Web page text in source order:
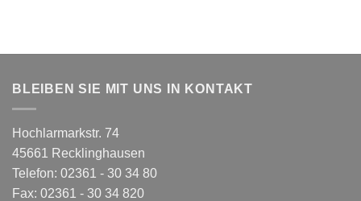
BLEIBEN SIE MIT UNS IN KONTAKT
Hochlarmarkstr. 74
45661 Recklinghausen
Telefon: 02361 - 30 34 80
Fax: 02361 - 30 34 820